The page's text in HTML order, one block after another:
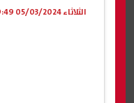
الثلاثاء 05/03/2024 09:49 م